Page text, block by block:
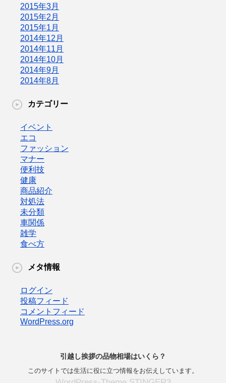
2015年3月
2015年2月
2015年1月
2014年12月
2014年11月
2014年10月
2014年9月
2014年8月
カテゴリー
イベント
エコ
ファッション
マナー
便利技
健康
商品紹介
対処法
未分類
車関係
雑学
食べ方
メタ情報
ログイン
投稿フィード
コメントフィード
WordPress.org
引越し挨拶の品物相場はいくら？
このサイトでは生活に役に立つ情報をお伝えしています。